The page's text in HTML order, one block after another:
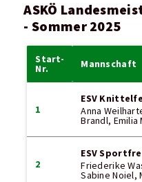
ASKÖ
- Sommer 2025
Start-
Nr. Mannschaft
1
ESV
Anna
Brandl, Emilia
2
ESV
Friederike
Sabine Noiel,